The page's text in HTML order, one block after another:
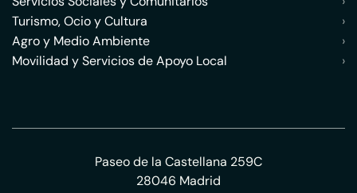
Turismo, Ocio y Cultura
›
Agro y Medio Ambiente
›
Movilidad y Servicios de Apoyo Local
›
Paseo de la Castellana 259C
28046 Madrid